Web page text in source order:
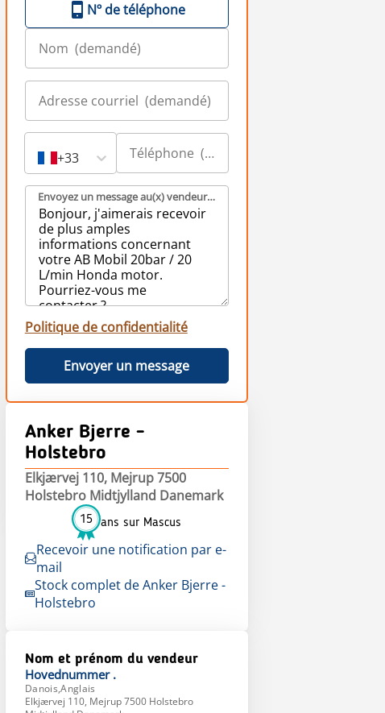
Nº de téléphone
+33
Envoyez un message au(x) vendeur(s) (demandé)
Politique de confidentialité
Envoyer un message
Anker Bjerre -
Holstebro
Elkjærvej 110, Mejrup 7500
Holstebro Midtjylland Danemark
15 ans sur Mascus
Recevoir une notification par e-
mail
Stock complet de Anker Bjerre -
Holstebro
Nom et prénom du vendeur
Hovednummer .
Danois,Anglais
Elkjærvej 110, Mejrup 7500 Holstebro